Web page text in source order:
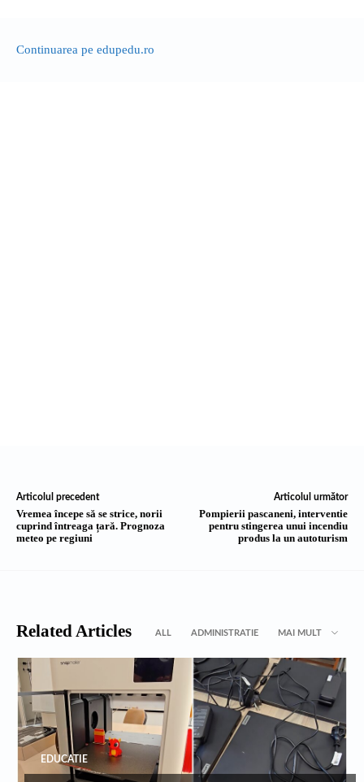
Continuarea pe edupedu.ro
Articolul precedent
Vremea începe să se strice, norii
cuprind întreaga țară. Prognoza
meteo pe regiuni
Articolul următor
Pompierii pascaneni, interventie
pentru stingerea unui incendiu
produs la un autoturism
Related Articles ALL ADMINISTRATIE MAI MULT
EDUCATIE